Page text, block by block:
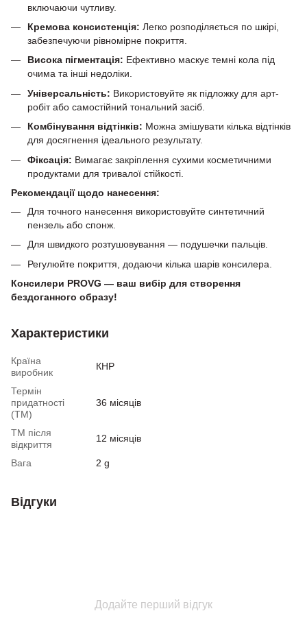
включаючи чутливу.
Кремова консистенція: Легко розподіляється по шкірі,
забезпечуючи рівномірне покриття.
Висока пігментація: Ефективно маскує темні кола під
очима та інші недоліки.
Універсальність: Використовуйте як підложку для арт-
робіт або самостійний тональний засіб.
Комбінування відтінків: Можна змішувати кілька відтінків
для досягнення ідеального результату.
Фіксація: Вимагає закріплення сухими косметичними
продуктами для тривалої стійкості.
Рекомендації щодо нанесення:
Для точного нанесення використовуйте синтетичний
пензель або спонж.
Для швидкого розтушовування — подушечки пальців.
Регулюйте покриття, додаючи кілька шарів консилера.
Консилери PROVG — ваш вибір для створення
бездоганного образу!
Характеристики
Країна
виробник
КНР
Термін
придатності
(ТМ)
36 місяців
ТМ після
відкриття
12 місяців
Вага 2 g
Відгуки
Додайте перший відгук